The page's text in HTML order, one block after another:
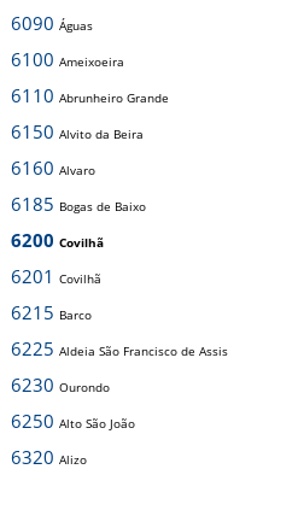
6090 Águas
6100 Ameixoeira
6110 Abrunheiro Grande
6150 Alvito da Beira
6160 Alvaro
6185 Bogas de Baixo
6200 Covilhã
6201 Covilhã
6215 Barco
6225 Aldeia São Francisco de Assis
6230 Ourondo
6250 Alto São João
6320 Alizo